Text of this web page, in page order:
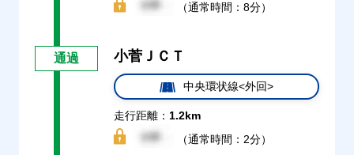
（通常時間：8分）
通過 小菅ＪＣＴ
中央環状線<外回>
走行距離： 1.2km
（通常時間：2分）